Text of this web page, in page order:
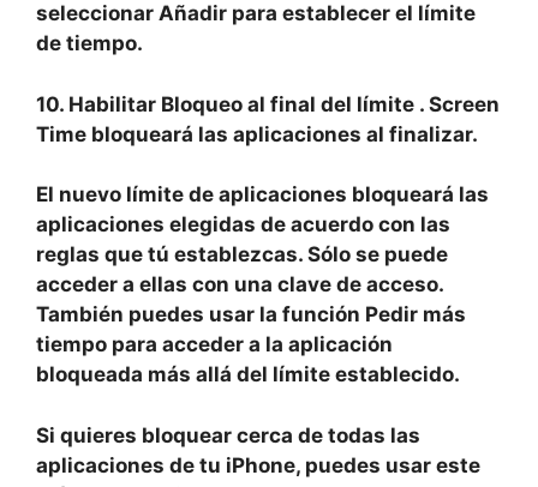
seleccionar Añadir para establecer el límite
de tiempo.
10. Habilitar Bloqueo al final del límite . Screen
Time bloqueará las aplicaciones al finalizar.
El nuevo límite de aplicaciones bloqueará las
aplicaciones elegidas de acuerdo con las
reglas que tú establezcas. Sólo se puede
acceder a ellas con una clave de acceso.
También puedes usar la función Pedir más
tiempo para acceder a la aplicación
bloqueada más allá del límite establecido.
Si quieres bloquear cerca de todas las
aplicaciones de tu iPhone, puedes usar este